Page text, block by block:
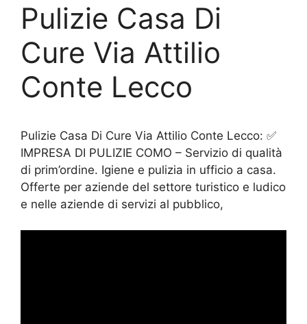
Pulizie Casa Di
Cure Via Attilio
Conte Lecco
Pulizie Casa Di Cure Via Attilio Conte Lecco: ✅
IMPRESA DI PULIZIE COMO – Servizio di qualità
di prim’ordine. Igiene e pulizia in ufficio a casa.
Offerte per aziende del settore turistico e ludico
e nelle aziende di servizi al pubblico,